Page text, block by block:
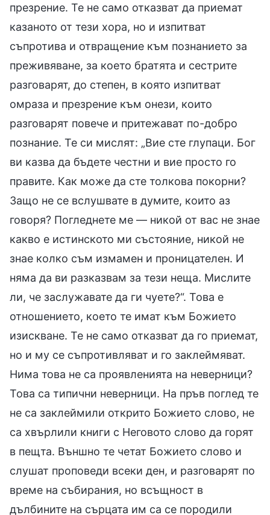
презрение. Те не само отказват да приемат
казаното от тези хора, но и изпитват
съпротива и отвращение към познанието за
преживяване, за което братята и сестрите
разговарят, до степен, в която изпитват
омраза и презрение към онези, които
разговарят повече и притежават по-добро
познание. Те си мислят: „Вие сте глупаци. Бог
ви казва да бъдете честни и вие просто го
правите. Как може да сте толкова покорни?
Защо не се вслушвате в думите, които аз
говоря? Погледнете ме — никой от вас не знае
какво е истинското ми състояние, никой не
знае колко съм измамен и проницателен. И
няма да ви разказвам за тези неща. Мислите
ли, че заслужавате да ги чуете?“. Това е
отношението, което те имат към Божието
изискване. Те не само отказват да го приемат,
но и му се съпротивляват и го заклеймяват.
Нима това не са проявленията на неверници?
Това са типични неверници. На пръв поглед те
не са заклеймили открито Божието слово, не
са хвърлили книги с Неговото слово да горят
в пещта. Външно те четат Божието слово и
слушат проповеди всеки ден, и разговарят по
време на събирания, но всъщност в
дълбините на сърцата им са се породили